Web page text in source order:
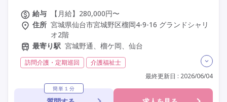
給与
【月給】280,000円〜
住所 宮城県仙台市宮城野区榴岡4-9-16 グランドシャリ
オ2階
最寄り駅 宮城野通、榴ケ岡、仙台
訪問介護・定期巡回
介護福祉士
初任者研修(ヘルパー2級)
夜勤なし
社会保険完備
最終更新日 : 2026/06/04
簡単１分